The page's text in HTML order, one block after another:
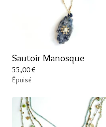
Sautoir Manosque
55,00€
Épuisé